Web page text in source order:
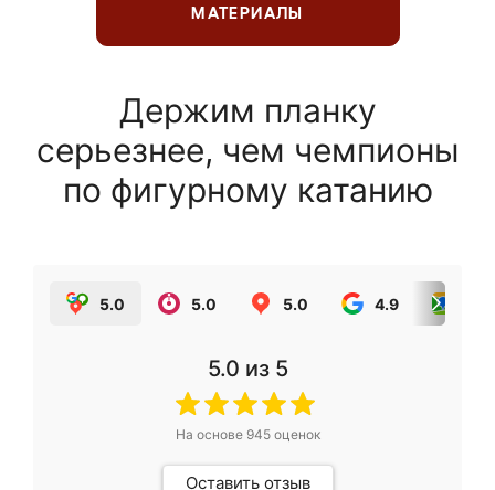
МАТЕРИАЛЫ
Держим планку
серьезнее, чем чемпионы
по фигурному катанию
5.0 5.0 5.0 4.9
5.0 из 5
На основе 945оценок
Оставить отзыв